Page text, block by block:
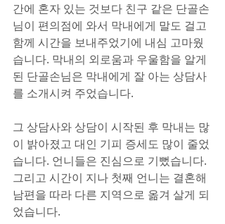
간에 혼자 있는 것보다 친구 같은 단골손
님이 편의점에 와서 막내에게 말도 걸고
함께 시간을 보내주었기에 내심 고마웠
습니다. 막내의 외로움과 우울함을 알게
된 단골손님은 막내에게 잘 아는 상담사
를 소개시켜 주었습니다.
그 상담사와 상담이 시작된 후 막내는 많
이 밝아졌고 대인 기피 증세도 많이 줄었
습니다. 언니들은 진심으로 기뻤습니다.
그리고 시간이 지나 첫째 언니는 결혼해
남편을 따라 다른 지역으로 옮겨 살게 되
었습니다.